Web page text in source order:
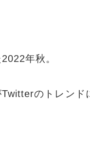
年秋。
のトレンド